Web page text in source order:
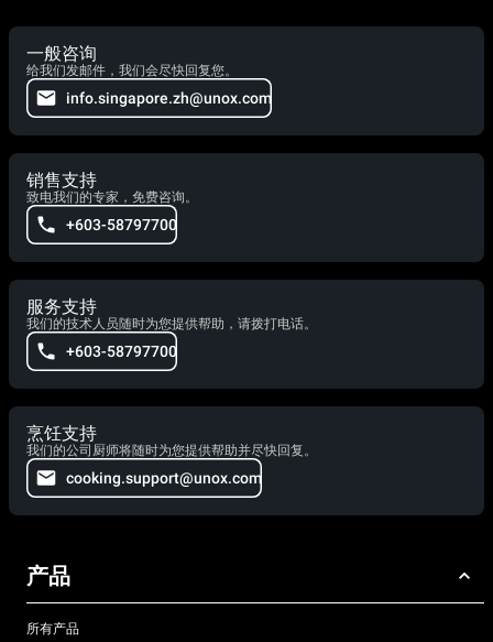
一般咨询
给我们发邮件，我们会尽快回复您。
info.singapore.zh@unox.com
销售支持
致电我们的专家，免费咨询。
+603-58797700
服务支持
我们的技术人员随时为您提供帮助，请拨打电话。
+603-58797700
烹饪支持
我们的公司厨师将随时为您提供帮助并尽快回复。
cooking.support@unox.com
产品
所有产品